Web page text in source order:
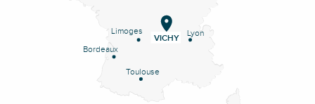
Lyon
Limoges
Bordeaux
Toulouse
VICHY